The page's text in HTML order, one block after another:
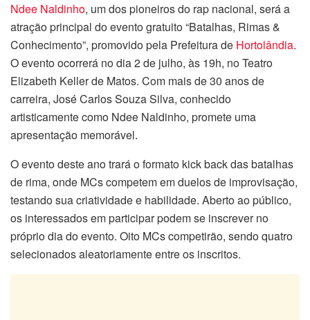
Ndee Naldinho, um dos pioneiros do rap nacional, será a
atração principal do evento gratuito “Batalhas, Rimas &
Conhecimento”, promovido pela Prefeitura de Hortolândia.
O evento ocorrerá no dia 2 de julho, às 19h, no Teatro
Elizabeth Keller de Matos. Com mais de 30 anos de
carreira, José Carlos Souza Silva, conhecido
artisticamente como Ndee Naldinho, promete uma
apresentação memorável.
O evento deste ano trará o formato kick back das batalhas
de rima, onde MCs competem em duelos de improvisação,
testando sua criatividade e habilidade. Aberto ao público,
os interessados em participar podem se inscrever no
próprio dia do evento. Oito MCs competirão, sendo quatro
selecionados aleatoriamente entre os inscritos.